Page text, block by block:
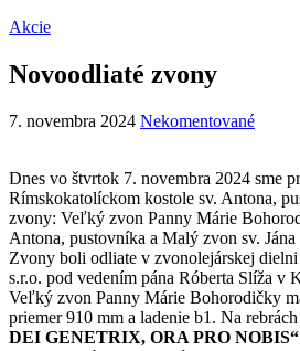
Akcie
Novoodliaté zvony
7. novembra 2024 Nekomentované
Dnes vo štvrtok 7. novembra 2024 sme
Rímskokatolíckom kostole sv. Antona,
zvony: Veľký zvon Panny Márie
Antona, pustovníka a Malý zvon sv.
Zvony boli odliate v zvonolejárskej
s.r.o. pod vedením pána Róberta Slíža v
Veľký zvon Panny Márie Bohorodičky
priemer 910 mm a ladenie b1. Na
DEI GENETRIX, ORA PRO NOBIS“